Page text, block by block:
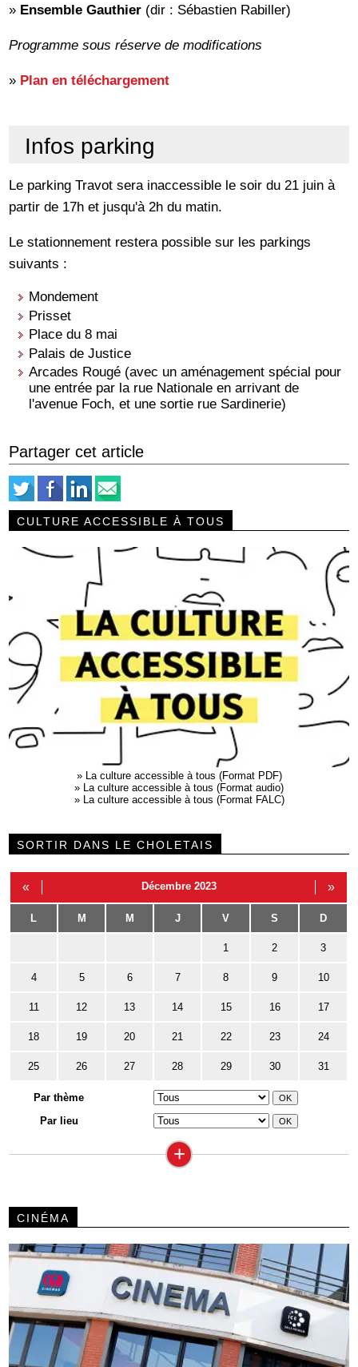
» Ensemble Gauthier (dir : Sébastien Rabiller)
Programme sous réserve de modifications
» Plan en téléchargement
Infos parking
Le parking Travot sera inaccessible le soir du 21 juin à
partir de 17h et jusqu'à 2h du matin.
Le stationnement restera possible sur les parkings
suivants :
Mondement
Prisset
Place du 8 mai
Palais de Justice
Arcades Rougé (avec un aménagement spécial pour
une entrée par la rue Nationale en arrivant de
l'avenue Foch, et une sortie rue Sardinerie)
Partager cet article
CULTURE ACCESSIBLE À TOUS
» La culture accessible à tous (Format PDF)
» La culture accessible à tous (Format audio)
» La culture accessible à tous (Format FALC)
SORTIR DANS LE CHOLETAIS
« Décembre 2023 »
L M M J V S D
1 2 3
4 5 6 7 8 9 10
11 12 13 14 15 16 17
18 19 20 21 22 23 24
25 26 27 28 29 30 31
Par thème
Par lieu
+
CINÉMA